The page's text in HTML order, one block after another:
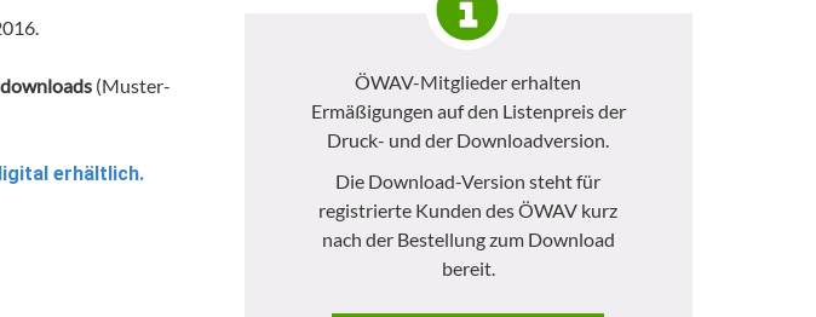
(Muster-
erhältlich.
ÖWAV-Mitglieder erhalten
Ermäßigungen auf den Listenpreis der
Druck- und der Downloadversion.
Die Download-Version steht für
registrierte Kunden des ÖWAV kurz
nach der Bestellung zum Download
bereit.